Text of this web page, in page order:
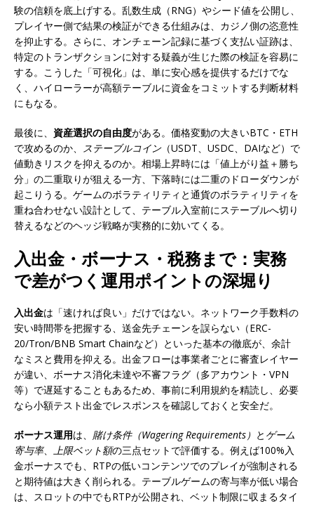
験の信頼を底上げする。乱数生成（RNG）やシード値を公開し、
プレイヤー側で結果の検証ができる仕組みは、カジノ側の恣意性
を抑止する。さらに、オンチェーン記録に基づく支払い証跡は、
特定のトランザクションに対する疑義が生じた際の検証を容易に
する。こうした「可視化」は、単に安心感を提供するだけでな
く、ハイローラーが高額テーブルに資金をコミットする判断材料
にもなる。
最後に、 資産選択の自由度がある。価格変動の大きいBTC・ETH
で攻めるのか、 ステーブルコイン（USDT、USDC、DAIなど）で
値動きリスクを抑えるのか。相場上昇時には「値上がり益＋勝ち
分」の二重取りが狙える一方、下落時には二重のドローダウンが
起こりうる。ゲームのボラティリティと通貨のボラティリティを
重ね合わせない設計として、テーブル入室前にステーブルへ切り
替えるなどのヘッジ戦略が実務的に効いてくる。
入出金・ボーナス・税務まで：実務
で差がつく運用ポイントの深堀り
入出金は「速ければ良い」だけではない。ネットワーク手数料の
安い時間帯を把握する、送金先チェーンを誤らない（ERC-
20/Tron/BNB Smart Chainなど）といった基本の徹底が、余計
なミスと費用を抑える。出金フローは事業者ごとに審査レイヤー
が違い、ボーナス消化未達や不審フラグ（多アカウント・VPN
等）で遅延することもあるため、事前に利用規約を精読し、必要
なら小額テスト出金でレスポンスを確認しておくと安全だ。
ボーナス運用は、 賭け条件（Wagering Requirements） と ゲーム
寄与率、 上限ベット額の三点セットで評価する。例えば100%入
金ボーナスでも、RTPの低いコンテンツでのプレイが強制される
と期待値は大きく削られる。テーブルゲームの寄与率が低い場合
は、スロットの中でもRTPが公開され、ベット制限に収まるタイ